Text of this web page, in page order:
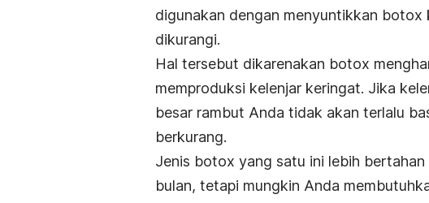
digunakan dengan menyuntikkan
dikurangi.
Hal tersebut dikarenakan botox
memproduksi kelenjar keringat. Jika
besar rambut Anda tidak akan terlalu
berkurang.
Jenis botox yang satu ini lebih
bulan, tetapi mungkin Anda